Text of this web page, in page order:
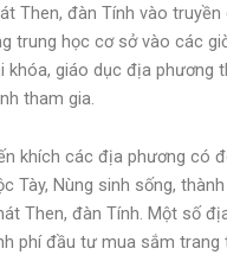
Then, đàn Tính vào truyền
trung học cơ sở vào các
khóa, giáo dục địa phương
tham gia.
khích các địa phương có
Tày, Nùng sinh sống, thành
Then, đàn Tính. Một số
phí đầu tư mua sắm trang